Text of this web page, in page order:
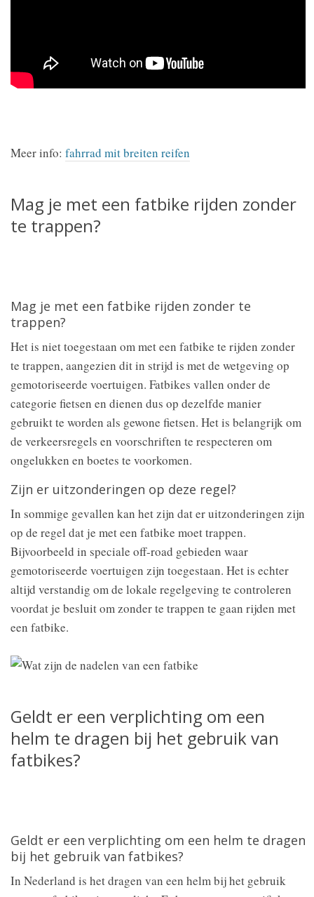
Meer info: fahrrad mit breiten reifen
Mag je met een fatbike rijden zonder
te trappen?
Mag je met een fatbike rijden zonder te
trappen?
Het is niet toegestaan om met een fatbike te rijden zonder
te trappen, aangezien dit in strijd is met de wetgeving op
gemotoriseerde voertuigen. Fatbikes vallen onder de
categorie fietsen en dienen dus op dezelfde manier
gebruikt te worden als gewone fietsen. Het is belangrijk om
de verkeersregels en voorschriften te respecteren om
ongelukken en boetes te voorkomen.
Zijn er uitzonderingen op deze regel?
In sommige gevallen kan het zijn dat er uitzonderingen zijn
op de regel dat je met een fatbike moet trappen.
Bijvoorbeeld in speciale off-road gebieden waar
gemotoriseerde voertuigen zijn toegestaan. Het is echter
altijd verstandig om de lokale regelgeving te controleren
voordat je besluit om zonder te trappen te gaan rijden met
een fatbike.
Geldt er een verplichting om een
helm te dragen bij het gebruik van
fatbikes?
Geldt er een verplichting om een helm te dragen
bij het gebruik van fatbikes?
In Nederland is het dragen van een helm bij het gebruik